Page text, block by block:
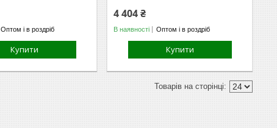
Оптом і в роздріб
Купити
4 404 ₴
В наявності Оптом і в роздріб
Купити